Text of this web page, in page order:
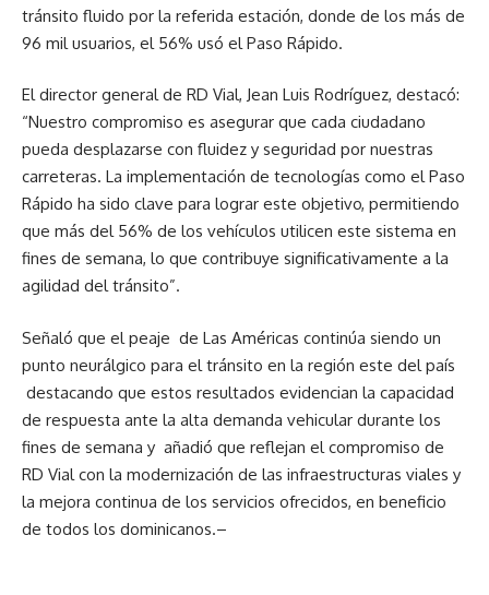
tránsito fluido por la referida estación, donde de los más de
96 mil usuarios, el 56% usó el Paso Rápido.
El director general de RD Vial, Jean Luis Rodríguez, destacó:
“Nuestro compromiso es asegurar que cada ciudadano
pueda desplazarse con fluidez y seguridad por nuestras
carreteras. La implementación de tecnologías como el Paso
Rápido ha sido clave para lograr este objetivo, permitiendo
que más del 56% de los vehículos utilicen este sistema en
fines de semana, lo que contribuye significativamente a la
agilidad del tránsito”.
Señaló que el peaje de Las Américas continúa siendo un
punto neurálgico para el tránsito en la región este del país
destacando que estos resultados evidencian la capacidad
de respuesta ante la alta demanda vehicular durante los
fines de semana y añadió que reflejan el compromiso de
RD Vial con la modernización de las infraestructuras viales y
la mejora continua de los servicios ofrecidos, en beneficio
de todos los dominicanos.–